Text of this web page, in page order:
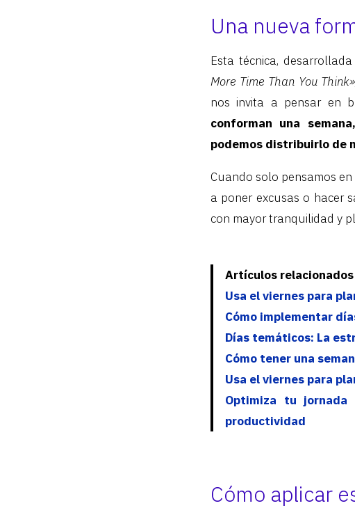
Una nueva
Esta técnica,
More Time Than You
nos invita a pensar en
conforman una
podemos distribuirlo de
Cuando solo pensamos
a poner excusas o hacer
con mayor tranquilidad y
Artículos relacionados
Usa el viernes para
Cómo implementar
Días temáticos: La
Cómo tener una
Usa el viernes para
Optimiza tu jornada
productividad
Cómo aplicar